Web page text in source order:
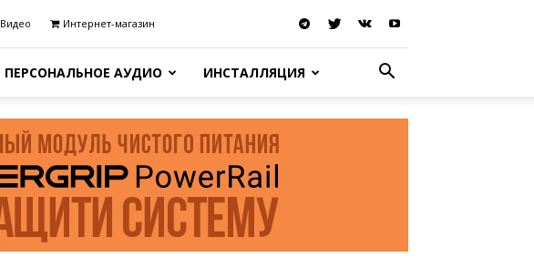
Видео Интернет-магазин
ПЕРСОНАЛЬНОЕ АУДИО ИНСТАЛЛЯЦИЯ